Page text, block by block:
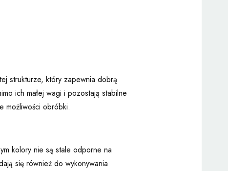
strukturze, który zapewnia dobrą
ich małej wagi i pozostają stabilne
możliwości obróbki.
kolory nie są stale odporne na
się również do wykonywania